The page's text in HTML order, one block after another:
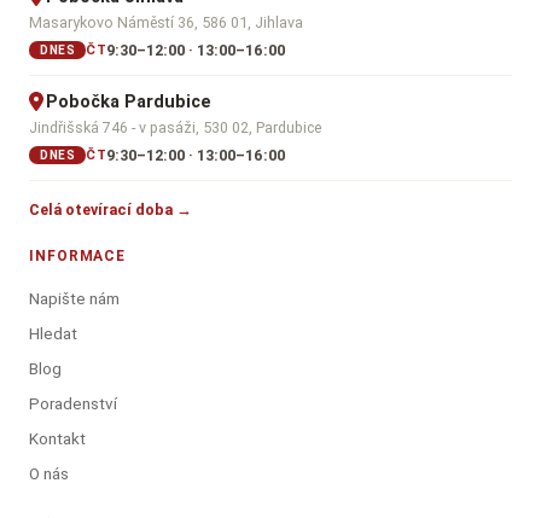
Masarykovo Náměstí 36, 586 01, Jihlava
DNES ČT9:30–12:00 · 13:00–16:00
Pobočka Pardubice
Jindřišská 746 - v pasáži, 530 02, Pardubice
DNES ČT9:30–12:00 · 13:00–16:00
Celá otevírací doba →
INFORMACE
Napište nám
Hledat
Blog
Poradenství
Kontakt
O nás